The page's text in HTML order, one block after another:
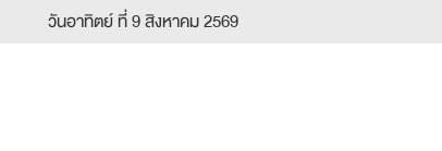
วันอาทิตย์ ที่ 9 สิงหาคม 2569